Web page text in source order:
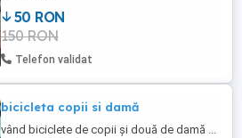
50 RON
150 RON
Telefon validat
bicicleta copii si damă
vând biciclete de copii și două de damă ...